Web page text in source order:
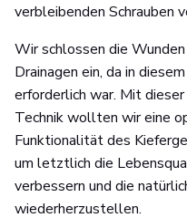
verbleibenden Schrauben
Wir schlossen die
Drainagen ein, da in
erforderlich war. Mit dieser
Technik wollten wir eine
Funktionalität des
um letztlich die
verbessern und die
wiederherzustellen.